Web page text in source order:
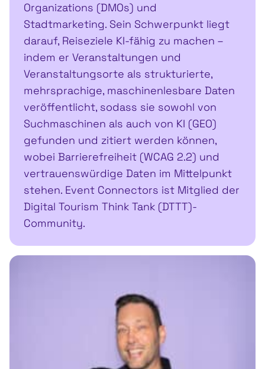
Organizations (DMOs) und
Stadtmarketing. Sein Schwerpunkt liegt
darauf, Reiseziele KI-fähig zu machen –
indem er Veranstaltungen und
Veranstaltungsorte als strukturierte,
mehrsprachige, maschinenlesbare Daten
veröffentlicht, sodass sie sowohl von
Suchmaschinen als auch von KI (GEO)
gefunden und zitiert werden können,
wobei Barrierefreiheit (WCAG 2.2) und
vertrauenswürdige Daten im Mittelpunkt
stehen. Event Connectors ist Mitglied der
Digital Tourism Think Tank (DTTT)-
Community.